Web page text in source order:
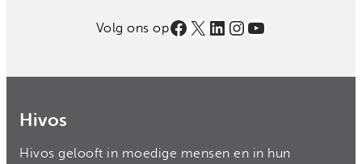
Volg ons opFacebook
X LinkedIn
Instagram
YouTube
Hivos
Hivos gelooft in moedige mensen en in hun